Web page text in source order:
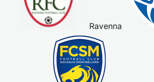
Ravenna